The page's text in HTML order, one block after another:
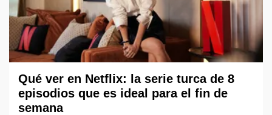
Qué ver en Netflix: la serie turca de 8
episodios que es ideal para el fin de
semana